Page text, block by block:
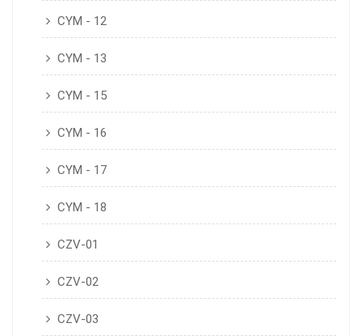
CYM - 12
CYM - 13
CYM - 15
CYM - 16
CYM - 17
CYM - 18
CZV-01
CZV-02
CZV-03